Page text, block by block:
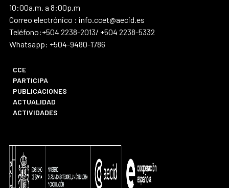
10:00a.m. a 8:00p.m
Correo electrónico : info.ccet@aecid.es
Teléfono:+504 2238-2013/ +504 2238-5332
Whatsapp: +504-9480-1786
CCE
PARTICIPA
PUBLICACIONES
ACTUALIDAD
ACTIVIDADES